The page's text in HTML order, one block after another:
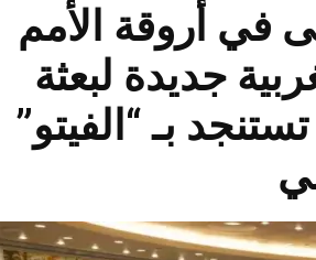
في أروقة الأمم
جديدة لبعثة
بـ “الفيتو”